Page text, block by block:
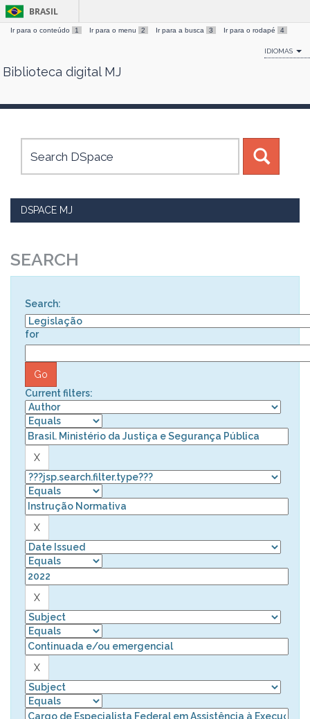
Skip
BRASIL
Ir para o conteúdo 1 Ir para o menu 2 Ir para a busca 3 Ir para o rodapé 4
IDIOMAS
Biblioteca digital MJ
DSPACE MJ
SEARCH
Search:
for
Current filters: